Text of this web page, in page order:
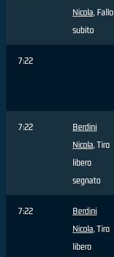
Nicola, Fallo
subito
7:22
7:22
Berdini
Nicola, Tiro
libero
segnato
7:22
Berdini
Nicola, Tiro
libero